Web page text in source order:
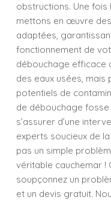
obstructions. Une
mettons en œuvre
adaptées,
fonctionnement de
débouchage efficace
des eaux usées,
potentiels de
de débouchage fosse
s’assurer d’une
experts soucieux de
pas un simple
véritable cauchemar !
soupçonnez un
et un devis gratuit.